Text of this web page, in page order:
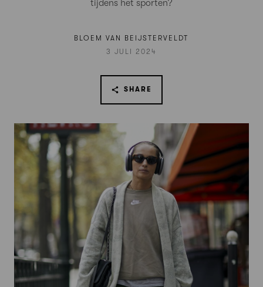
tijdens het sporten?
BLOEM VAN BEIJSTERVELDT
3 JULI 2024
SHARE